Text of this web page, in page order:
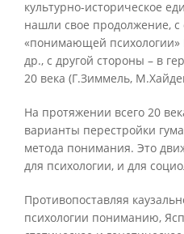
культурно-историческое
нашли свое продолжение,
«понимающей
др., с другой стороны – в
20 века (Г.Зиммель,
На протяжении всего 20
варианты перестройки
метода понимания. Это
для психологии, и для
Противопоставляя
психологии пониманию,